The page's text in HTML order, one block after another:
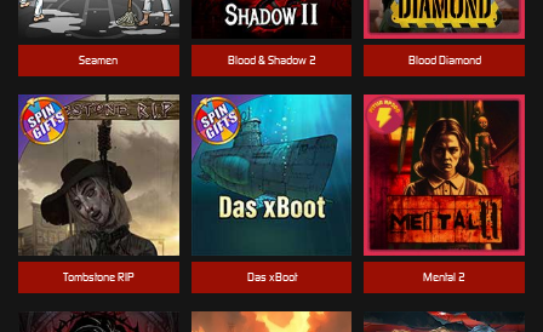
Seamen Blood Diamond
Mental 2
Blood & Shadow 2
Tombstone RIP Das xBoot